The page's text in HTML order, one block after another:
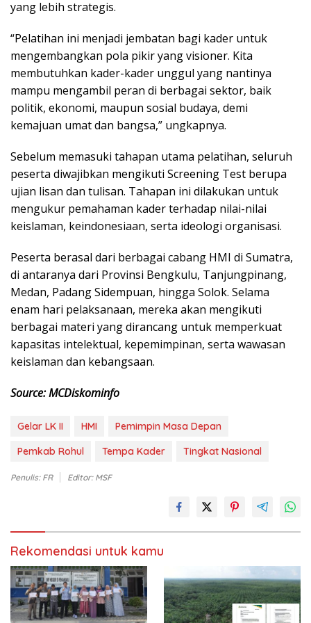
yang lebih strategis.
“Pelatihan ini menjadi jembatan bagi kader untuk
mengembangkan pola pikir yang visioner. Kita
membutuhkan kader-kader unggul yang nantinya
mampu mengambil peran di berbagai sektor, baik
politik, ekonomi, maupun sosial budaya, demi
kemajuan umat dan bangsa,” ungkapnya.
Sebelum memasuki tahapan utama pelatihan, seluruh
peserta diwajibkan mengikuti Screening Test berupa
ujian lisan dan tulisan. Tahapan ini dilakukan untuk
mengukur pemahaman kader terhadap nilai-nilai
keislaman, keindonesiaan, serta ideologi organisasi.
Peserta berasal dari berbagai cabang HMI di Sumatra,
di antaranya dari Provinsi Bengkulu, Tanjungpinang,
Medan, Padang Sidempuan, hingga Solok. Selama
enam hari pelaksanaan, mereka akan mengikuti
berbagai materi yang dirancang untuk memperkuat
kapasitas intelektual, kepemimpinan, serta wawasan
keislaman dan kebangsaan.
Source: MCDiskominfo
Gelar LK II HMI
Pemimpin Masa Depan
Pemkab Rohul
Tempa Kader Tingkat Nasional
Penulis: FR Editor: MSF
Rekomendasi untuk kamu